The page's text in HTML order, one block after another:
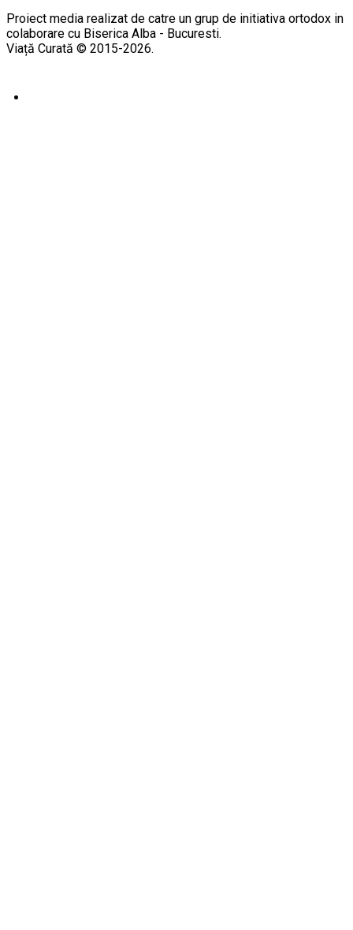
Proiect media realizat de catre un grup de initiativa ortodox in
colaborare cu Biserica Alba - Bucuresti.
Viață Curată © 2015-2026.